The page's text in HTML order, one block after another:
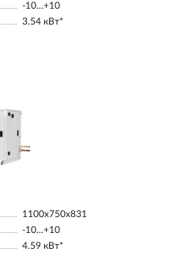
-10…+10
3.54 кВт*
1100х750х831
-10...+10
4.59 кВт*